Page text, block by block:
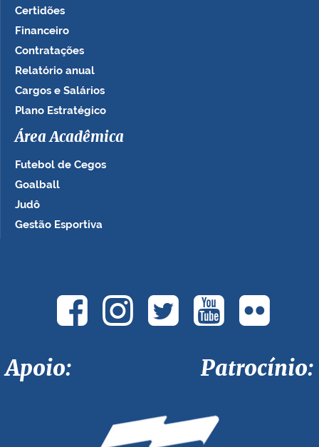
Certidões
Financeiro
Contratações
Relatório anual
Cargos e Salários
Plano Estratégico
Área Acadêmica
Futebol de Cegos
Goalball
Judô
Gestão Esportiva
Apoio: Patrocínio: